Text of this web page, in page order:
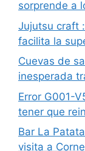
sorprende a
Jujutsu craft
facilita la
Cuevas de
inesperada
Error G001-
tener que
Bar La
visita a